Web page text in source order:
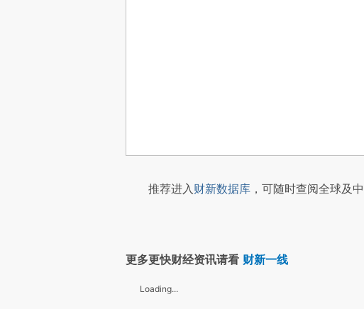
推荐进入财新数据库 ，可随时查阅全球及
更多更快财经资讯请看 财新一线
Loading...